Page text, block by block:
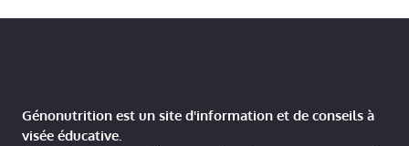
Génonutrition est un site d'information et de conseils à
visée éducative.